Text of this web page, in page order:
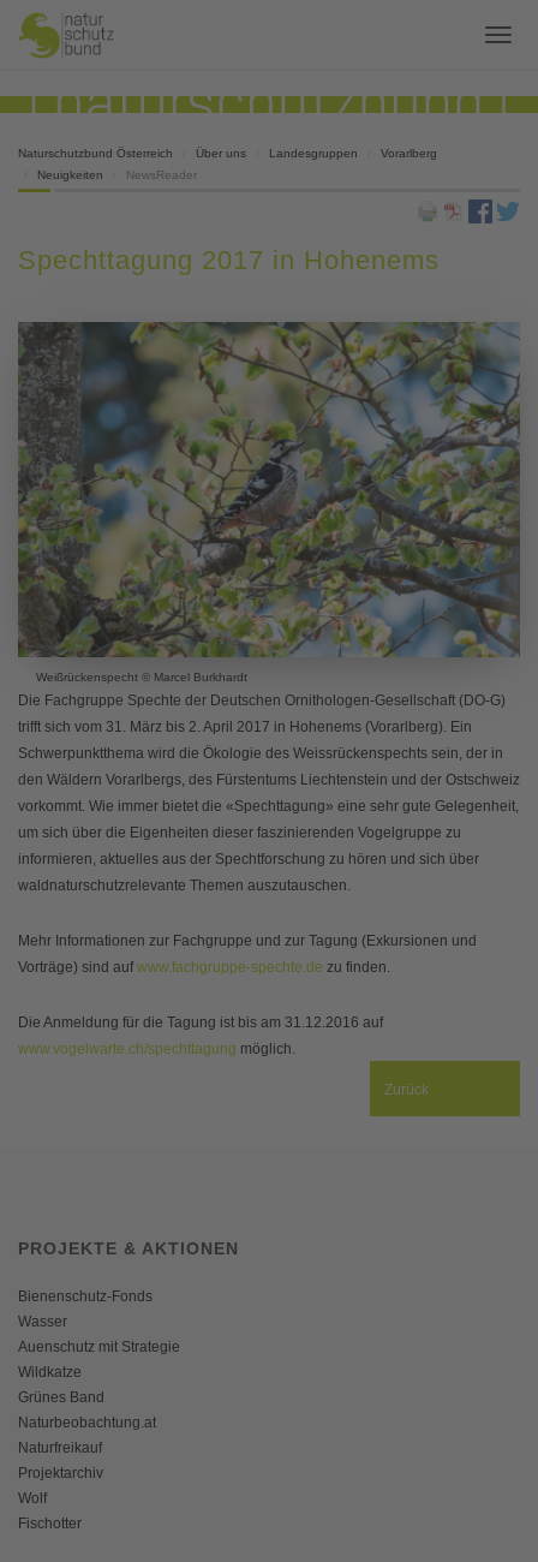
Naturschutzbund Österreich Über uns Landesgruppen
Vorarlberg
Neuigkeiten
NewsReader
Spechttagung 2017 in Hohenems
Weißrückenspecht © Marcel Burkhardt
Die Fachgruppe Spechte der Deutschen Ornithologen-Gesellschaft (DO-G)
trifft sich vom 31. März bis 2. April 2017 in Hohenems (Vorarlberg). Ein
Schwerpunktthema wird die Ökologie des Weissrückenspechts sein, der in
den Wäldern Vorarlbergs, des Fürstentums Liechtenstein und der Ostschweiz
vorkommt. Wie immer bietet die «Spechttagung» eine sehr gute Gelegenheit,
um sich über die Eigenheiten dieser faszinierenden Vogelgruppe zu
informieren, aktuelles aus der Spechtforschung zu hören und sich über
waldnaturschutzrelevante Themen auszutauschen.
Mehr Informationen zur Fachgruppe und zur Tagung (Exkursionen und
Vorträge) sind auf www.fachgruppe-spechte.de zu finden.
Die Anmeldung für die Tagung ist bis am 31.12.2016 auf
www.vogelwarte.ch/spechttagung möglich.
Zurück
PROJEKTE & AKTIONEN
Bienenschutz-Fonds
Wasser
Auenschutz mit Strategie
Wildkatze
Grünes Band
Naturbeobachtung.at
Naturfreikauf
Projektarchiv
Wolf
Fischotter